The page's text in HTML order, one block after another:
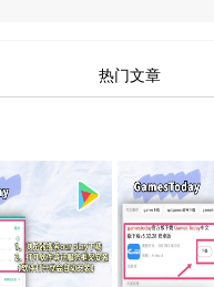
热门文章